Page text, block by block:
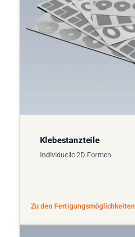
Klebestanzteile
Individuelle 2D-Formen
Zu den Fertigungsmöglichkeiten